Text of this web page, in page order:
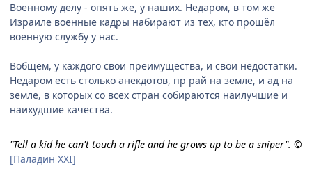
Военному делу - опять же, у наших. Недаром, в том же
Израиле военные кадры набирают из тех, кто прошёл
военную службу у нас.
Вобщем, у каждого свои преимущества, и свои недостатки.
Недаром есть столько анекдотов, пр рай на земле, и ад на
земле, в которых со всех стран собираются наилучшие и
наихудшие качества.
"Tell a kid he can't touch a rifle and he grows up to be a sniper". ©
[Паладин XXI]